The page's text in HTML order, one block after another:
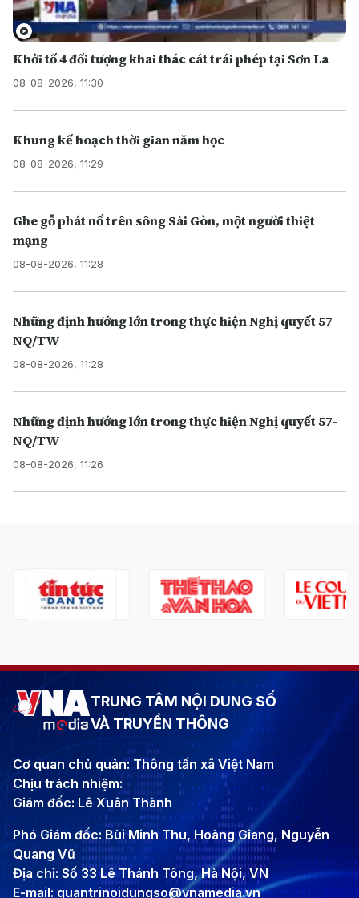
Khởi tố 4 đối tượng khai thác cát trái phép tại Sơn La
08-08-2026, 11:30
Khung kế hoạch thời gian năm học
08-08-2026, 11:29
Ghe gỗ phát nổ trên sông Sài Gòn, một người thiệt
mạng
08-08-2026, 11:28
Những định hướng lớn trong thực hiện Nghị quyết 57-
NQ/TW
08-08-2026, 11:28
Những định hướng lớn trong thực hiện Nghị quyết 57-
NQ/TW
08-08-2026, 11:26
TRUNG TÂM NỘI DUNG SỐ
VÀ TRUYỀN THÔNG
Cơ quan chủ quản: Thông tấn xã Việt Nam
Chịu trách nhiệm:
Giám đốc: Lê Xuân Thành
Phó Giám đốc: Bùi Minh Thu, Hoàng Giang, Nguyễn
Quang Vũ
Địa chỉ: Số 33 Lê Thánh Tông, Hà Nội, VN
E-mail: quantrinoidungso@vnamedia.vn